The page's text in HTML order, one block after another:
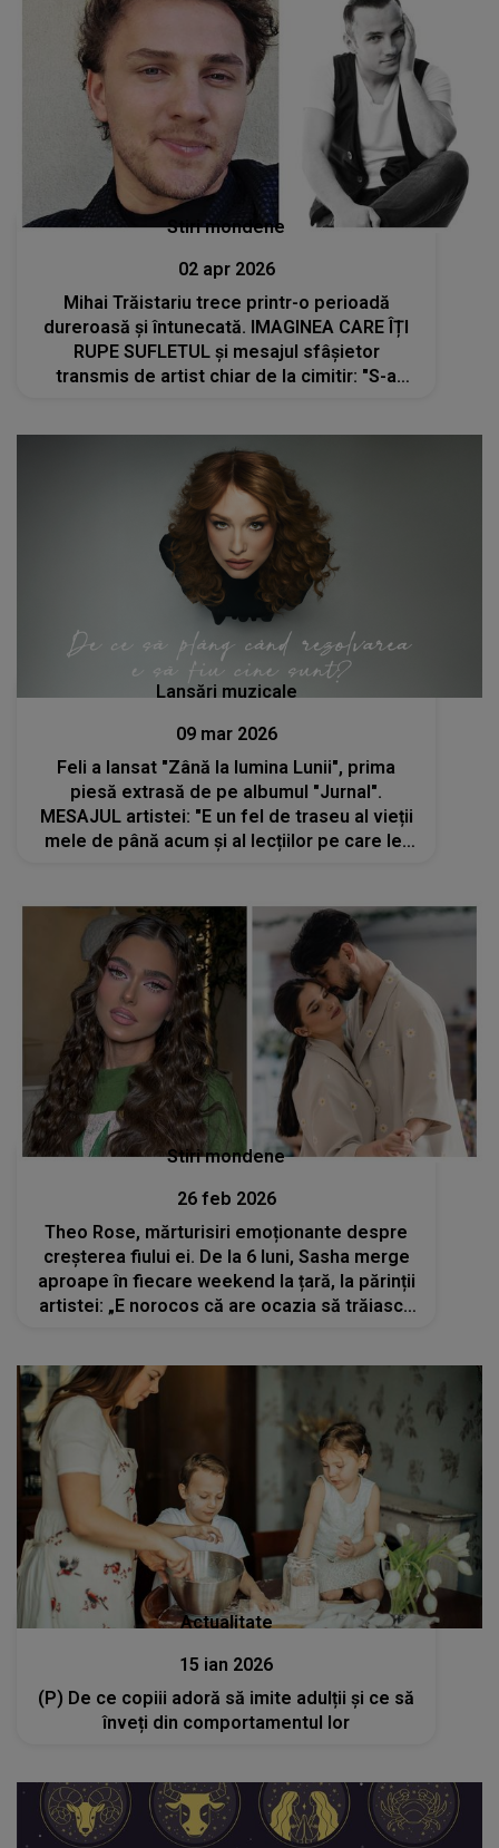
Stiri mondene
02 apr 2026
Mihai Trăistariu trece printr-o perioadă
dureroasă și întunecată. IMAGINEA CARE ÎȚI
RUPE SUFLETUL și mesajul sfâșietor
transmis de artist chiar de la cimitir: "S-a
Lansări muzicale
09 mar 2026
Feli a lansat "Zână la lumina Lunii", prima
piesă extrasă de pe albumul "Jurnal".
MESAJUL artistei: "E un fel de traseu al vieții
mele de până acum și al lecțiilor pe care le-
Stiri mondene
26 feb 2026
Theo Rose, mărturisiri emoționante despre
creșterea fiului ei. De la 6 luni, Sasha merge
aproape în fiecare weekend la țară, la părinții
artistei: „E norocos că are ocazia să trăiască
Actualitate
15 ian 2026
(P) De ce copiii adoră să imite adulții și ce să
înveți din comportamentul lor